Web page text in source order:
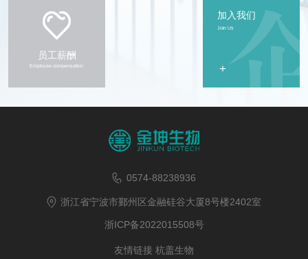
员工薪酬
Employee compensation
加入我们
Join Us
+
0574-88238936
浙江省宁波市鄞州区金融硅谷大厦8号楼2402室
浙ICP备2022015508号
友情链接 杭盖生物